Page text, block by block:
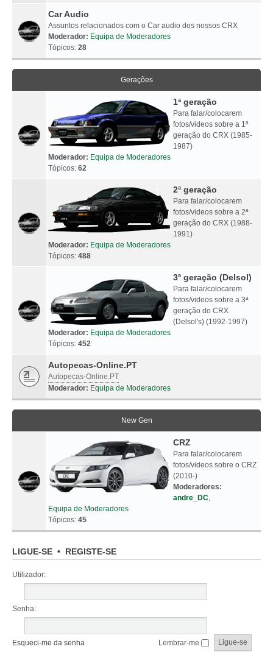
Car Audio
Assuntos relacionados com o Car audio dos nossos CRX
Moderador: Equipa de Moderadores
Tópicos: 28
Gerações
1ª geração
Para falar/colocarem
fotos/videos sobre a 1ª
geração do CRX (1985-
1987)
Moderador: Equipa de Moderadores
Tópicos: 62
2ª geração
Para falar/colocarem
fotos/videos sobre a 2ª
geração do CRX (1988-
1991)
Moderador: Equipa de Moderadores
Tópicos: 488
3ª geração (Delsol)
Para falar/colocarem
fotos/videos sobre a 3ª
geração do CRX
(Delsol's) (1992-1997)
Moderador: Equipa de Moderadores
Tópicos: 452
Autopecas-Online.PT
Autopecas-Online.PT
Moderador: Equipa de Moderadores
New Gen
CRZ
Para falar/colocarem
fotos/videos sobre o CRZ
(2010-)
Moderadores:
andre_DC,
Equipa de Moderadores
Tópicos: 45
LIGUE-SE • REGISTE-SE
Utilizador:
Senha:
Esqueci-me da senha Lembrar-me